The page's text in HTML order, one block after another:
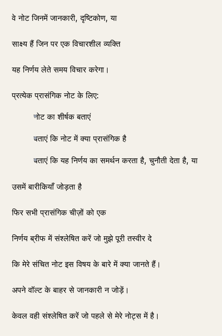
वे नोट जिनमें जानकारी, दृष्टिकोण, या
साक्ष्य हैं जिन पर एक विचारशील व्यक्ति
यह निर्णय लेते समय विचार करेगा।
प्रत्येक प्रासंगिक नोट के लिए:
नोट का शीर्षक बताएं
बताएं कि नोट में क्या प्रासंगिक है
बताएं कि यह निर्णय का समर्थन करता है, चुनौती देता है, या
उसमें बारीकियाँ जोड़ता है
फिर सभी प्रासंगिक चीज़ों को एक
निर्णय ब्रीफ में संश्लेषित करें जो मुझे पूरी तस्वीर दे
कि मेरे संचित नोट इस विषय के बारे में क्या जानते हैं।
अपने वॉल्ट के बाहर से जानकारी न जोड़ें।
केवल वही संश्लेषित करें जो पहले से मेरे नोट्स में है।